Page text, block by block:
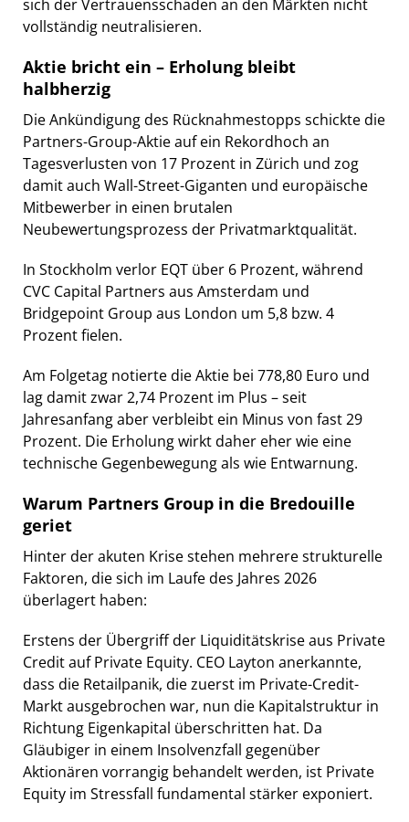
sich der Vertrauensschaden an den Märkten nicht
vollständig neutralisieren.
Aktie bricht ein – Erholung bleibt
halbherzig
Die Ankündigung des Rücknahmestopps schickte die
Partners-Group-Aktie auf ein Rekordhoch an
Tagesverlusten von 17 Prozent in Zürich und zog
damit auch Wall-Street-Giganten und europäische
Mitbewerber in einen brutalen
Neubewertungsprozess der Privatmarktqualität.
In Stockholm verlor EQT über 6 Prozent, während
CVC Capital Partners aus Amsterdam und
Bridgepoint Group aus London um 5,8 bzw. 4
Prozent fielen.
Am Folgetag notierte die Aktie bei 778,80 Euro und
lag damit zwar 2,74 Prozent im Plus – seit
Jahresanfang aber verbleibt ein Minus von fast 29
Prozent. Die Erholung wirkt daher eher wie eine
technische Gegenbewegung als wie Entwarnung.
Warum Partners Group in die Bredouille
geriet
Hinter der akuten Krise stehen mehrere strukturelle
Faktoren, die sich im Laufe des Jahres 2026
überlagert haben:
Erstens der Übergriff der Liquiditätskrise aus Private
Credit auf Private Equity. CEO Layton anerkannte,
dass die Retailpanik, die zuerst im Private-Credit-
Markt ausgebrochen war, nun die Kapitalstruktur in
Richtung Eigenkapital überschritten hat. Da
Gläubiger in einem Insolvenzfall gegenüber
Aktionären vorrangig behandelt werden, ist Private
Equity im Stressfall fundamental stärker exponiert.